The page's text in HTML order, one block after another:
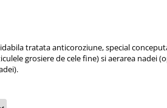
tratata anticoroziune, special
grosiere de cele fine) si aerarea nadei